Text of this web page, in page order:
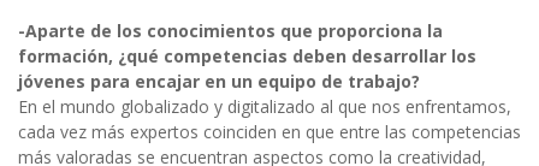
-Aparte de los conocimientos que proporciona la
formación, ¿qué competencias deben desarrollar los
jóvenes para encajar en un equipo de trabajo?
En el mundo globalizado y digitalizado al que nos enfrentamos,
cada vez más expertos coinciden en que entre las competencias
más valoradas se encuentran aspectos como la creatividad,